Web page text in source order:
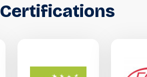
Certifications